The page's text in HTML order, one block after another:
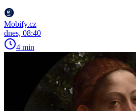
Mobify.cz
dnes, 08:40
4 min